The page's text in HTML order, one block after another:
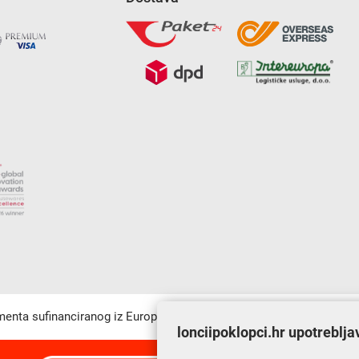
sufinanciranog iz Europskog fonda za regionalni razvoj u
lonciipoklopci.hr